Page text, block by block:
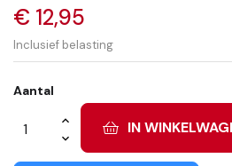
€ 12,95
Inclusief belasting
Aantal
IN